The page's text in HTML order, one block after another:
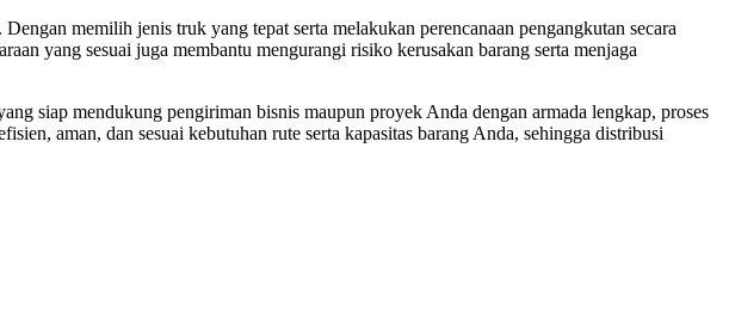
memilih jenis truk yang tepat serta melakukan perencanaan pengangkutan secara
yang sesuai juga membantu mengurangi risiko kerusakan barang serta menjaga
siap mendukung pengiriman bisnis maupun proyek Anda dengan armada lengkap, proses
aman, dan sesuai kebutuhan rute serta kapasitas barang Anda, sehingga distribusi